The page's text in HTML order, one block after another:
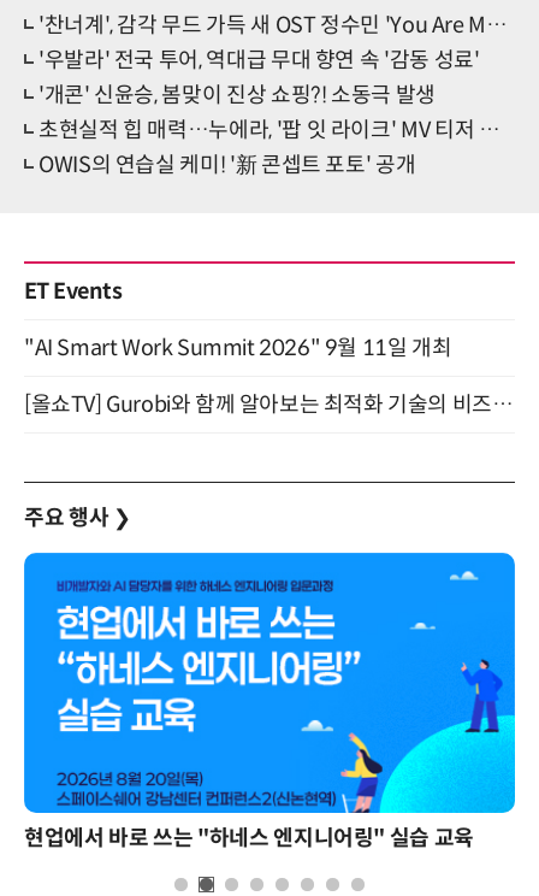
'찬너계', 감각 무드 가득 새 OST 정수민 'You Are My Color'
'우발라' 전국 투어, 역대급 무대 향연 속 '감동 성료'
'개콘' 신윤승, 봄맞이 진상 쇼핑?! 소동극 발생
초현실적 힙 매력…누에라, '팝 잇 라이크' MV 티저 선물
OWIS의 연습실 케미! '新 콘셉트 포토' 공개
ET Events
"AI Smart Work Summit 2026" 9월 11일 개최
[올쇼TV] Gurobi와 함께 알아보는 최적화 기술의 비즈니스 활용 (8월 20일 생방송)
주요 행사 ❯
현업에서 바로 쓰는 "하네스 엔지니어링" 실습 교육